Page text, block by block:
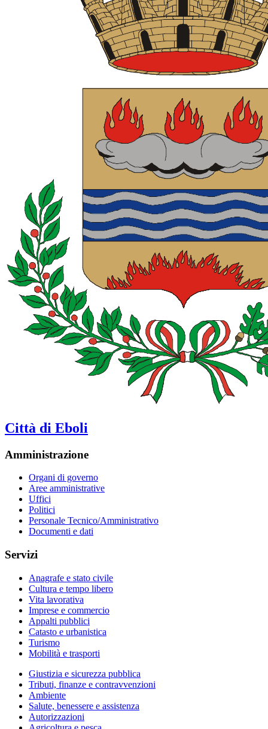
Città di Eboli
Amministrazione
Organi di governo
Aree amministrative
Uffici
Politici
Personale Tecnico/Amministrativo
Documenti e dati
Servizi
Anagrafe e stato civile
Cultura e tempo libero
Vita lavorativa
Imprese e commercio
Appalti pubblici
Catasto e urbanistica
Turismo
Mobilità e trasporti
Giustizia e sicurezza pubblica
Tributi, finanze e contravvenzioni
Ambiente
Salute, benessere e assistenza
Autorizzazioni